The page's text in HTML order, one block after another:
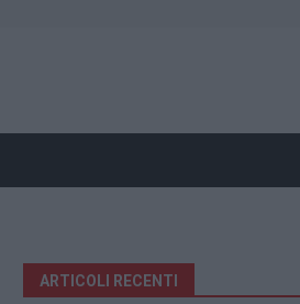
ARTICOLI RECENTI